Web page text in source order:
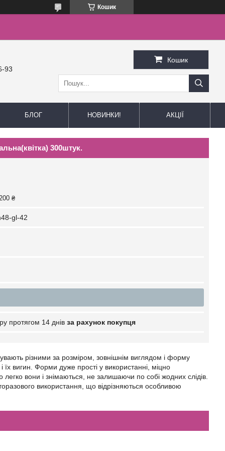
Кошик
93
Кошик
БЛОГ НОВИНКИ! АКЦІЇ
300штук.
₴
gl-42
протягом 14 днів за рахунок покупця
різними за розміром, зовнішнім виглядом і форму
вигин. Форми дуже прості у використанні, міцно
вони і знімаються, не залишаючи по собі жодних слідів.
використання, що відрізняються особливою